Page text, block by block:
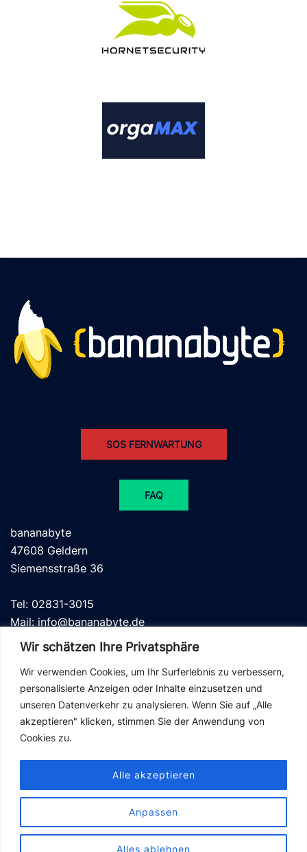
Wir schätzen Ihre Privatsphäre
Wir verwenden Cookies, um Ihr Surferlebnis zu verbessern,
personalisierte Anzeigen oder Inhalte einzusetzen und
unseren Datenverkehr zu analysieren. Wenn Sie auf „Alle
akzeptieren" klicken, stimmen Sie der Anwendung von
Cookies zu.
Anpassen
Alles ablehnen
Alle akzeptieren
SOS FERNWARTUNG
FAQ
bananabyte
47608 Geldern
Siemensstraße 36
Tel: 02831-3015
Mail: info@bananabyte.de
Datenschutz
Kontakt
Impressum
© 2026 bananabyte